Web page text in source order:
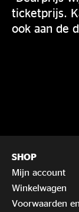
ticketprijs.
ook aan de
SHOP
Mijn account
Winkelwagen
Voorwaarden en